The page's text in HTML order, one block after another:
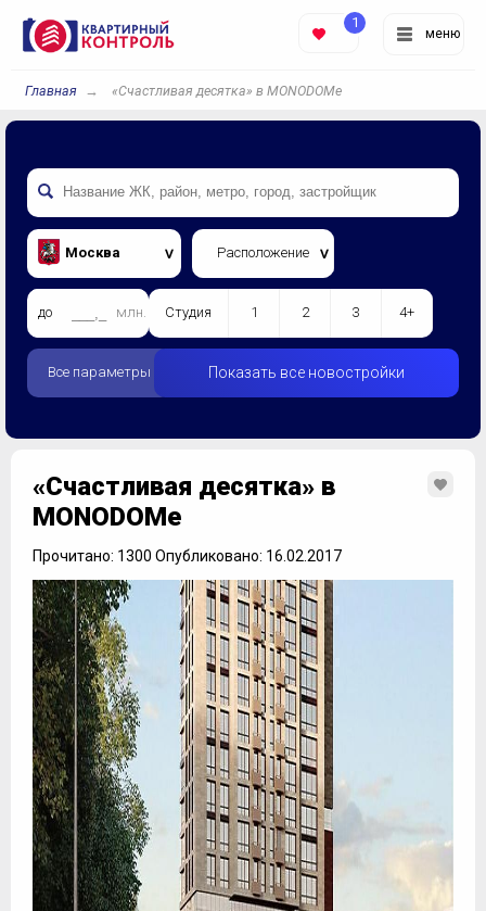
меню
1
Главная «Счастливая десятка» в MONODOMе
Москва Расположение
до млн. Студия 1 2 3 4+
Все параметры Показать все новостройки
«Счастливая десятка» в
MONODOMе
Прочитано: 1300 Опубликовано: 16.02.2017